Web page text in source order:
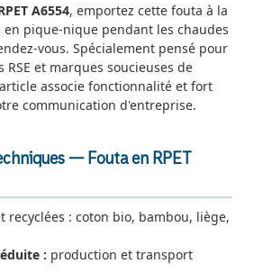
A6554, emportez cette fouta à la
en pique-nique pendant les chaudes
vous. Spécialement pensé pour
et marques soucieuses de
associe fonctionnalité et fort
communication d'entreprise.
— Fouta en RPET
recyclées : coton bio, bambou, liège,
: production et transport